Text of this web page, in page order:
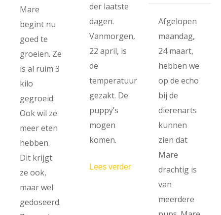
der laatste
dagen.
Vanmorgen,
22 april, is
de
temperatuur
gezakt. De
puppy’s
mogen
komen.
Lees verder
Mare
begint nu
goed te
groeien. Ze
is al ruim 3
kilo
gegroeid.
Ook wil ze
meer eten
hebben.
Dit krijgt
ze ook,
maar wel
gedoseerd.
Afgelopen
maandag,
24 maart,
hebben we
op de echo
bij de
dierenarts
kunnen
zien dat
Mare
drachtig is
van
meerdere